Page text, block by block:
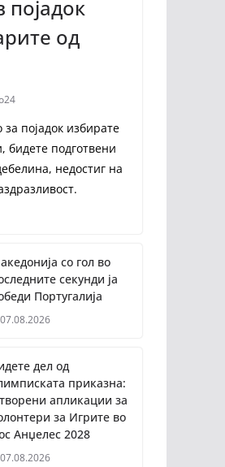
од
за појадок избирате
бидете подготвени
недостиг на
со гол во
секунди ја
Португалија
07.08.2026
дел од
приказна:
апликации за
за Игрите во
Анџелес 2028
07.08.2026